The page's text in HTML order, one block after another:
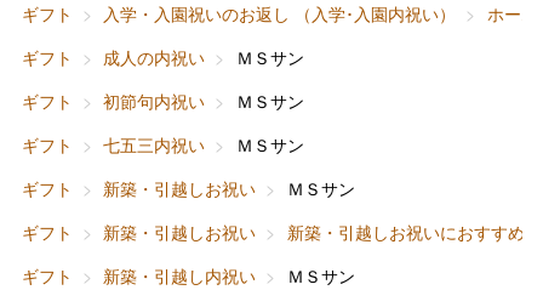
ギフト
入学・入園祝いのお返し （入学･入園内祝い）
ホー
ギフト
成人の内祝い
ＭＳサン
ギフト
初節句内祝い
ＭＳサン
ギフト
七五三内祝い
ＭＳサン
ギフト
新築・引越しお祝い
ＭＳサン
ギフト
新築・引越しお祝い
新築・引越しお祝いにおすすめ
ギフト
新築・引越し内祝い
ＭＳサン